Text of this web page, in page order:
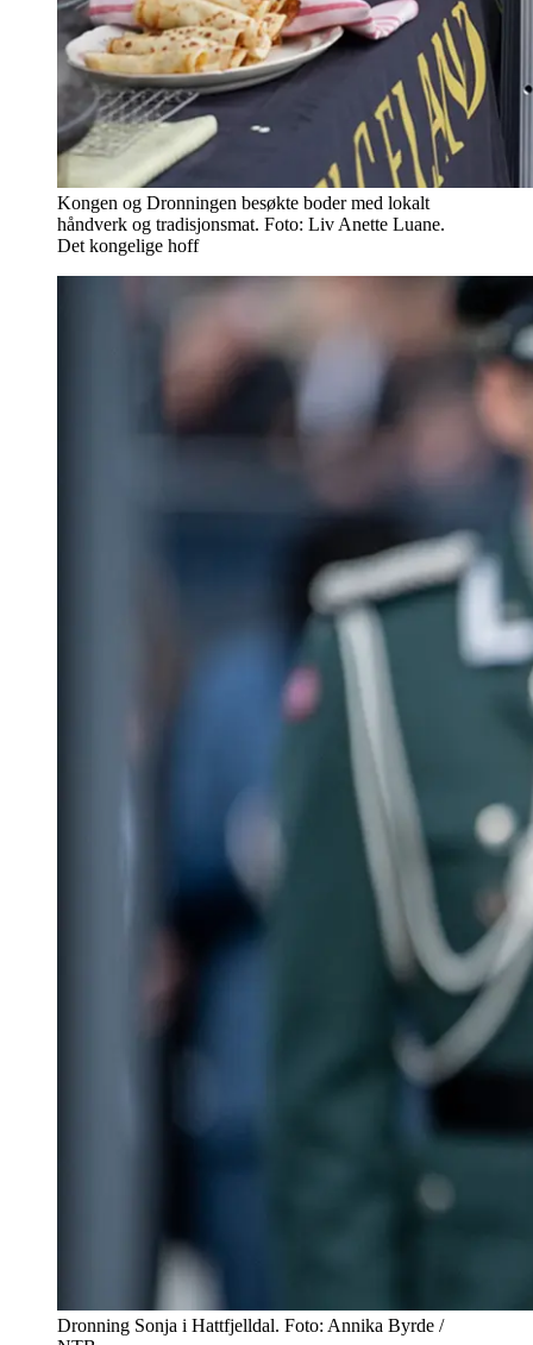
Kongen og Dronningen besøkte boder med lokalt
håndverk og tradisjonsmat. Foto: Liv Anette Luane.
Det kongelige hoff
Dronning Sonja i Hattfjelldal. Foto: Annika Byrde /